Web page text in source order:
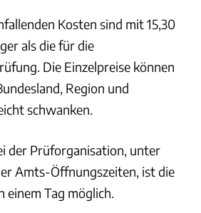
Kosten sind mit 15,30
als die für die
Die Einzelpreise können
Region und
schwanken.
der Prüforganisation, unter
Amts-Öffnungszeiten, ist die
einem Tag möglich.